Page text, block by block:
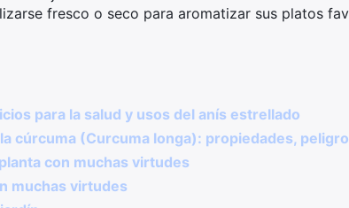
fresco o seco para aromatizar sus platos
para la salud y usos del anís estrellado
cúrcuma (Curcuma longa): propiedades,
con muchas virtudes
muchas virtudes